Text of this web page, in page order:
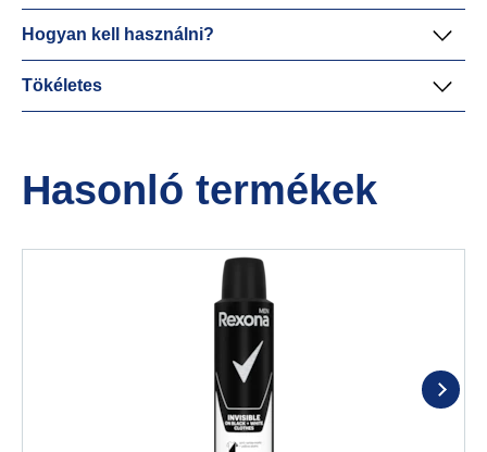
Hogyan kell használni?
Tökéletes
Hasonló termékek